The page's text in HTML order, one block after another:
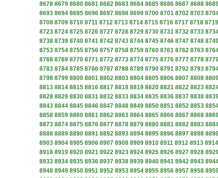
8678 8679 8680 8681 8682 8683 8684 8685 8686 8687 8688
8693 8694 8695 8696 8697 8698 8699 8700 8701 8702 8703
8708 8709 8710 8711 8712 8713 8714 8715 8716 8717 8718 8719
8723 8724 8725 8726 8727 8728 8729 8730 8731 8732 8733
8738 8739 8740 8741 8742 8743 8744 8745 8746 8747 8748
8753 8754 8755 8756 8757 8758 8759 8760 8761 8762 8763
8768 8769 8770 8771 8772 8773 8774 8775 8776 8777 8778
8783 8784 8785 8786 8787 8788 8789 8790 8791 8792 8793
8798 8799 8800 8801 8802 8803 8804 8805 8806 8807 8808
8813 8814 8815 8816 8817 8818 8819 8820 8821 8822 8823
8828 8829 8830 8831 8832 8833 8834 8835 8836 8837 8838
8843 8844 8845 8846 8847 8848 8849 8850 8851 8852 8853
8858 8859 8860 8861 8862 8863 8864 8865 8866 8867 8868
8873 8874 8875 8876 8877 8878 8879 8880 8881 8882 8883
8888 8889 8890 8891 8892 8893 8894 8895 8896 8897 8898
8903 8904 8905 8906 8907 8908 8909 8910 8911 8912 8913 8914
8918 8919 8920 8921 8922 8923 8924 8925 8926 8927 8928
8933 8934 8935 8936 8937 8938 8939 8940 8941 8942 8943
8948 8949 8950 8951 8952 8953 8954 8955 8956 8957 8958